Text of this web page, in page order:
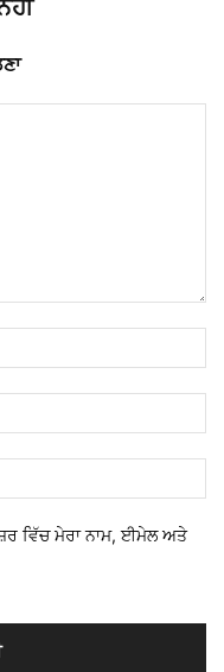
ਵਿੱਚ ਮੇਰਾ ਨਾਮ, ਈਮੇਲ ਅਤੇ